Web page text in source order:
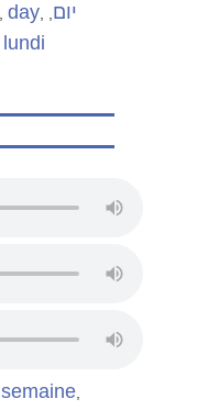
day, יום
lundi
semaine